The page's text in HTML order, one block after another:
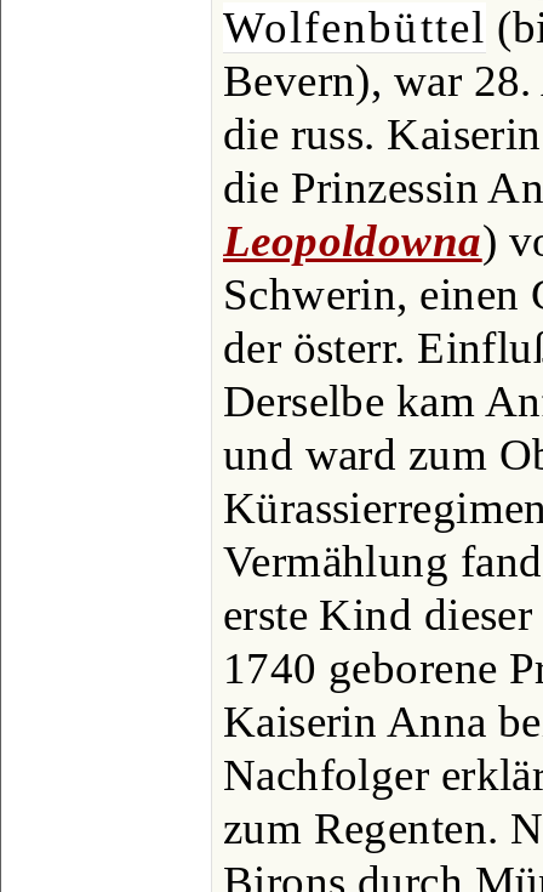
Wolfenbüttel
Bevern), war
die russ.
die Prinzessin
Leopoldowna)
Schwerin, einen
der österr.
Derselbe kam
und ward zum
Vermählung
erste Kind
1740 geborene
Kaiserin Anna
Nachfolger
zum Regenten.
Birons durch